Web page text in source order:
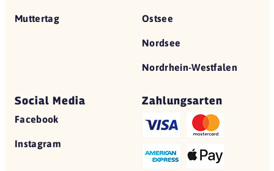
Muttertag Ostsee
Nordsee
Nordrhein-Westfalen
Social Media
Facebook
Instagram
Zahlungsarten